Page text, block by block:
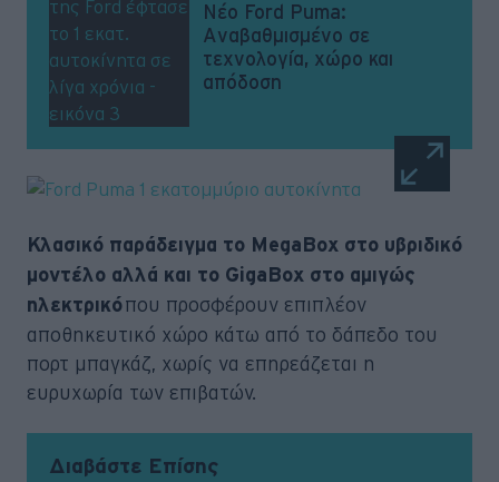
Νέο Ford Puma:
Aναβαθμισμένο σε
τεχνολογία, χώρο και
απόδοση
Κλασικό παράδειγμα το MegaBox στο υβριδικό
μοντέλο αλλά και το GigaBox στο αμιγώς
ηλεκτρικόπου προσφέρουν επιπλέον
αποθηκευτικό χώρο κάτω από το δάπεδο του
πορτ μπαγκάζ, χωρίς να επηρεάζεται η
ευρυχωρία των επιβατών.
Διαβάστε Επίσης